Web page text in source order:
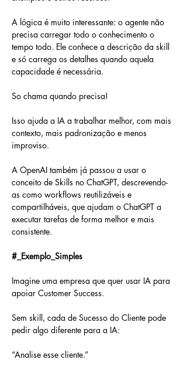
A lógica é muito interessante: o agente não
precisa carregar todo o conhecimento o
tempo todo. Ele conhece a descrição da skill
e só carrega os detalhes quando aquela
capacidade é necessária.
So chama quando precisa!
Isso ajuda a IA a trabalhar melhor, com mais
contexto, mais padronização e menos
improviso.
A OpenAI também já passou a usar o
conceito de Skills no ChatGPT, descrevendo-
as como workflows reutilizáveis e
compartilháveis, que ajudam o ChatGPT a
executar tarefas de forma melhor e mais
consistente.
#_Exemplo_Simples
Imagine uma empresa que quer usar IA para
apoiar Customer Success.
Sem skill, cada de Sucesso do Cliente pode
pedir algo diferente para a IA:
“Analise esse cliente.”